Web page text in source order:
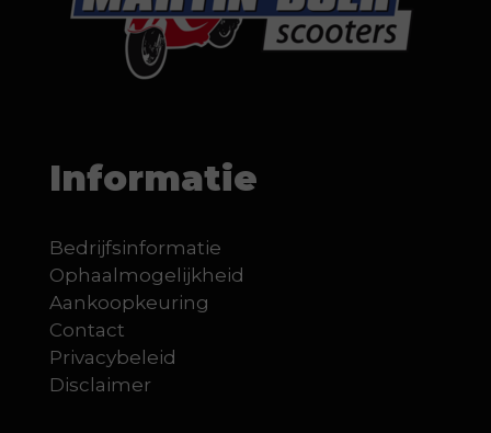
Informatie
Bedrijfsinformatie
Ophaalmogelijkheid
Aankoopkeuring
Contact
Privacybeleid
Disclaimer